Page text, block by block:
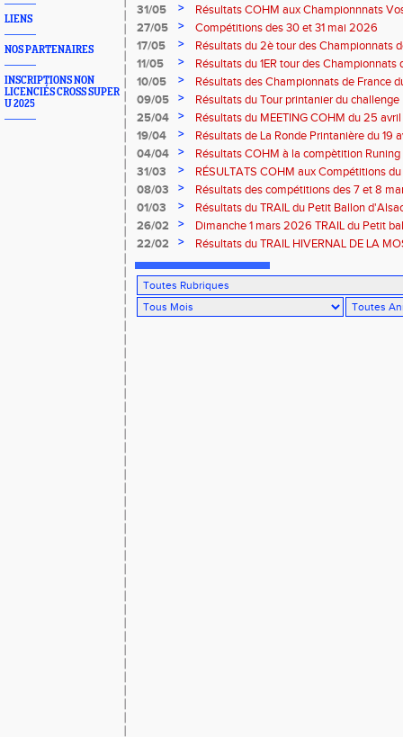
LIENS
NOS PARTENAIRES
INSCRIPTIONS NON
LICENCIÉS CROSS SUPER
U 2025
31/05
>
Résultats COHM aux Championnnats
Masters du 31 mai 2026 à Remiremont
27/05 >
Compétitions des 30 et 31 mai 2026
17/05
>
Résultats du 2è tour des Championnats
région G-Est du 17 mai 2025 à
11/05 >
Résultats du 1ER tour des Championnats
Thaon-les Vosges
10/05 >
Résultats des Championnats de France
Marathon du 10 mai à Troyes
09/05 >
Résultats du Tour printanier du
25/04
>
Résultats du MEETING COHM du 25
19/04
>
Résultats de La Ronde Printanière du 19
route de Belfort
04/04 >
Résultats COHM à la compètition
court" des 4 et 5 avril à Toul
31/03 >
RÉSULTATS COHM aux Compétitions
08/03
>
Résultats des compétitions des 7 et 8
01/03
>
Résultats du TRAIL du Petit Ballon
Rouffach-68
26/02 >
Dimanche 1 mars 2026 TRAIL du Petit
ROUFFACH 68
22/02 >
Résultats du TRAIL HIVERNAL DE LA